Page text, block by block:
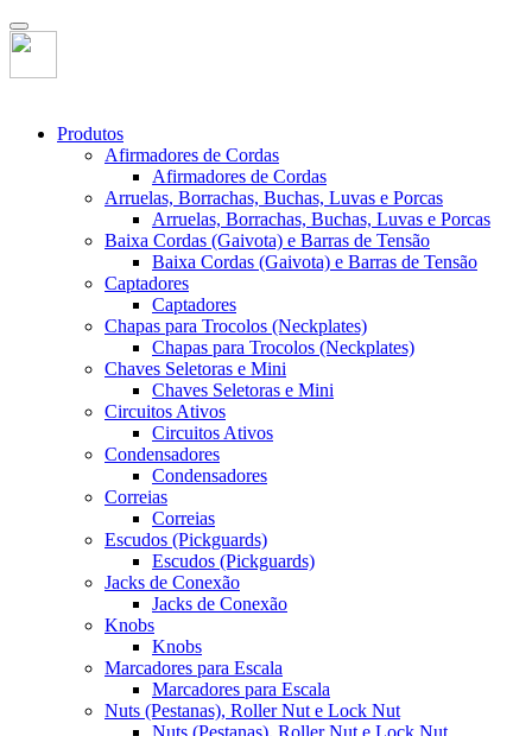
Produtos
Afirmadores de Cordas
Afirmadores de Cordas
Arruelas, Borrachas, Buchas, Luvas e Porcas
Arruelas, Borrachas, Buchas, Luvas e Porcas
Baixa Cordas (Gaivota) e Barras de Tensão
Baixa Cordas (Gaivota) e Barras de Tensão
Captadores
Captadores
Chapas para Trocolos (Neckplates)
Chapas para Trocolos (Neckplates)
Chaves Seletoras e Mini
Chaves Seletoras e Mini
Circuitos Ativos
Circuitos Ativos
Condensadores
Condensadores
Correias
Correias
Escudos (Pickguards)
Escudos (Pickguards)
Jacks de Conexão
Jacks de Conexão
Knobs
Knobs
Marcadores para Escala
Marcadores para Escala
Nuts (Pestanas), Roller Nut e Lock Nut
Nuts (Pestanas), Roller Nut e Lock Nut